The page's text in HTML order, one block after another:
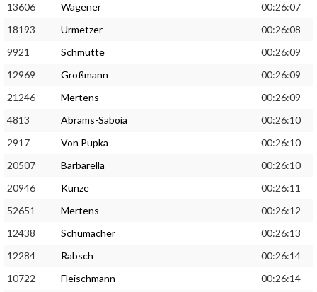
13606
Wagener
00:26:07
18193
Urmetzer
00:26:08
9921
Schmutte
00:26:09
12969
Großmann
00:26:09
21246
Mertens
00:26:09
4813
Abrams-Saboia
00:26:10
2917
Von Pupka
00:26:10
20507
Barbarella
00:26:10
20946
Kunze
00:26:11
52651
Mertens
00:26:12
12438
Schumacher
00:26:13
12284
Rabsch
00:26:14
10722
Fleischmann
00:26:14